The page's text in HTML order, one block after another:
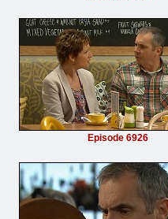
Episode 6926